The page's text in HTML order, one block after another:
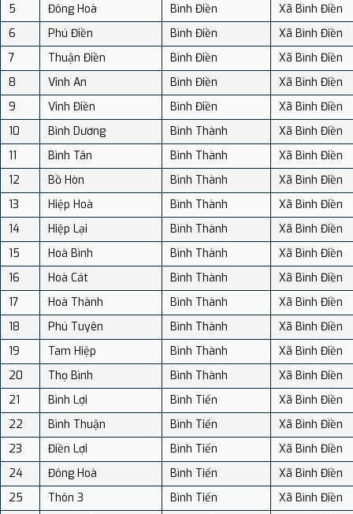
5
Đông Hoà Bình Điền
Xã Bình Điền
6
Phú Điền Bình Điền
Xã Bình Điền
7
Thuận Điền Bình Điền
Xã Bình Điền
8
Vinh An Bình Điền
Xã Bình Điền
9
Vinh Điền Bình Điền
Xã Bình Điền
10
Bình Dương Bình Thành
Xã Bình Điền
11
Bình Tân Bình Thành
Xã Bình Điền
12
Bồ Hòn Bình Thành
Xã Bình Điền
13
Hiệp Hoà Bình Thành
Xã Bình Điền
14
Hiệp Lại Bình Thành
Xã Bình Điền
15
Hoà Bình Bình Thành
Xã Bình Điền
16
Hoà Cát Bình Thành
Xã Bình Điền
17
Hoà Thành Bình Thành
Xã Bình Điền
18
Phú Tuyên Bình Thành
Xã Bình Điền
19
Tam Hiệp Bình Thành
Xã Bình Điền
20
Thọ Bình Bình Thành
Xã Bình Điền
21
Bình Lợi Bình Tiến
Xã Bình Điền
22
Bình Thuận Bình Tiến
Xã Bình Điền
23
Điền Lợi Bình Tiến
Xã Bình Điền
24
Đông Hoà Bình Tiến
Xã Bình Điền
25
Thôn 3 Bình Tiến
Xã Bình Điền